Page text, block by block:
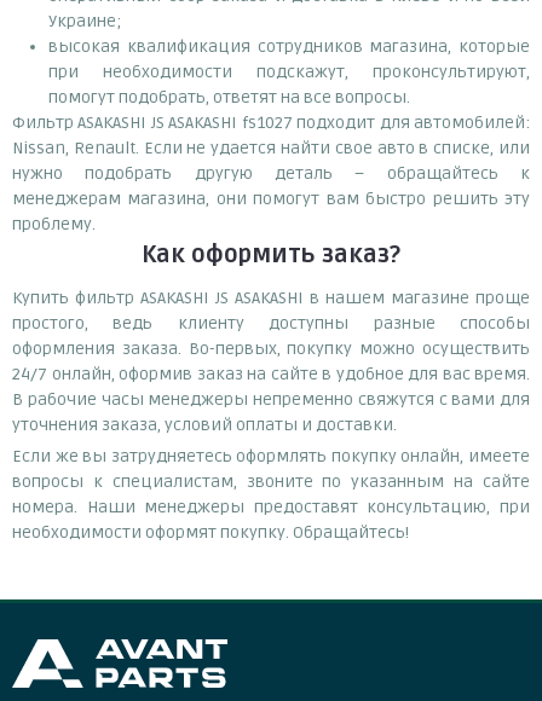
Украине;
высокая квалификация сотрудников магазина, которые
при необходимости подскажут, проконсультируют,
помогут подобрать, ответят на все вопросы.
Фильтр ASAKASHI JS ASAKASHI fs1027 подходит для автомобилей:
Nissan, Renault. Если не удается найти свое авто в списке, или
нужно подобрать другую деталь – обращайтесь к
менеджерам магазина, они помогут вам быстро решить эту
проблему.
Как оформить заказ?
Купить фильтр ASAKASHI JS ASAKASHI в нашем магазине проще
простого, ведь клиенту доступны разные способы
оформления заказа. Во-первых, покупку можно осуществить
24/7 онлайн, оформив заказ на сайте в удобное для вас время.
В рабочие часы менеджеры непременно свяжутся с вами для
уточнения заказа, условий оплаты и доставки.
Если же вы затрудняетесь оформлять покупку онлайн, имеете
вопросы к специалистам, звоните по указанным на сайте
номера. Наши менеджеры предоставят консультацию, при
необходимости оформят покупку. Обращайтесь!